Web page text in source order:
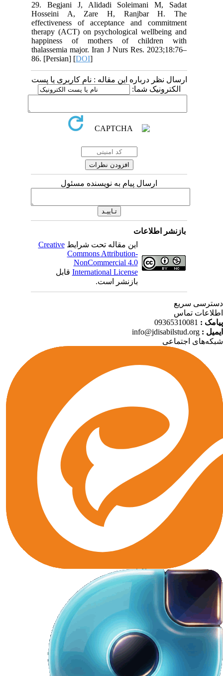
29. Begjani J, Alidadi Soleimani M, Sadat
Hosseini A, Zare H, Ranjbar H. The
effectiveness of acceptance and commitment
therapy (ACT) on psychological wellbeing and
happiness of mothers of children with
thalassemia major. Iran J Nurs Res. 2023;18:76–
86. [Persian] [DOI
ارسال نظر درباره این مقاله : نام کاربری یا پست
الکترونیک شما:
ارسال پیام به نویسنده مسئول
بازنشر اطلاعات
این مقاله تحت شرایطCreative
Commons Attribution-
NonCommercial 4.0
International Licenseقابل
بازنشر است.
سریع
تماس
:
09365310081
:
info@jdisabilstud.org
اجتماعی